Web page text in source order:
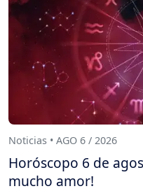
Noticias • AGO 6 / 2026
Horóscopo 6 de
mucho amor!